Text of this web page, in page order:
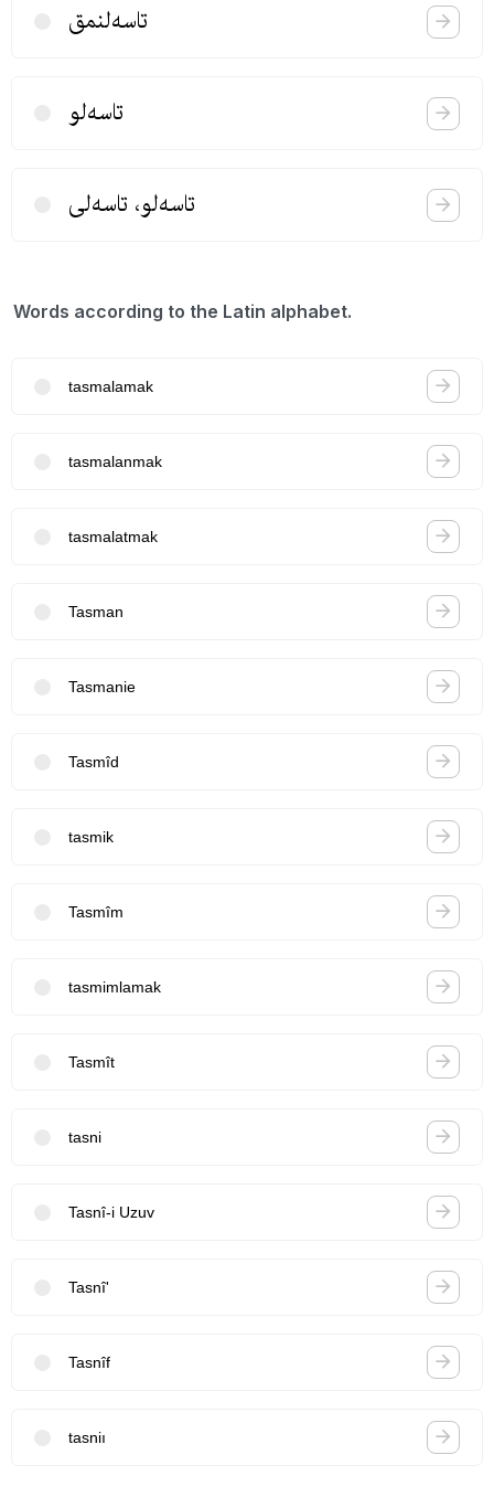
تاسه‌لنمق
تاسه‌لو
تاسه‌لو، تاسه‌لی
Words according to the Latin alphabet.
tasmalamak
tasmalanmak
tasmalatmak
Tasman
Tasmanie
Tasmîd
tasmik
Tasmîm
tasmimlamak
Tasmît
tasni
Tasnî-i Uzuv
Tasnî'
Tasnîf
tasniı